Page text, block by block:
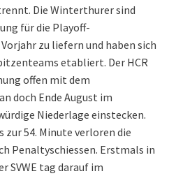
Die Winterthurer sind
für die Playoff-
zu liefern und haben sich
etabliert. Der HCR
offen mit dem
doch Ende August im
Niederlage einstecken.
zur 54. Minute verloren die
Penaltyschiessen. Erstmals in
SVWE tag darauf im